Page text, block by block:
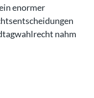
enormer
nahm